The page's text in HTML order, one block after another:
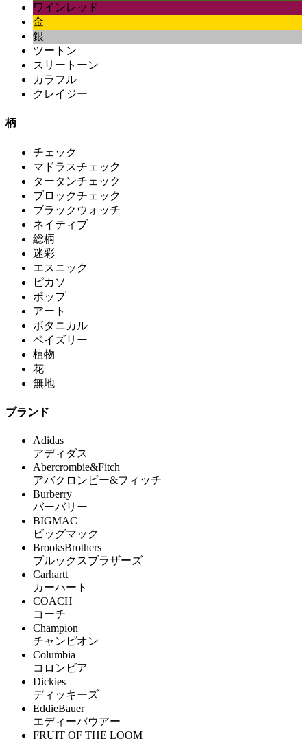
ワインレッド
金
銀
ツートン
スリートーン
カラフル
クレイジー
柄
チェック
マドラスチェック
タータンチェック
ブロックチェック
ブラックウォッチ
ネイティブ
総柄
迷彩
エスニック
ピカソ
ポップ
アート
ボタニカル
ペイズリー
植物
花
無地
ブランド
Adidas
アディダス
Abercrombie&Fitch
アバクロンビー&フィッチ
Burberry
バーバリー
BIGMAC
ビッグマック
BrooksBrothers
ブルックスブラザーズ
Carhartt
カーハート
COACH
コーチ
Champion
チャンピオン
Columbia
コロンビア
Dickies
ディッキーズ
EddieBauer
エディーバウアー
FRUIT OF THE LOOM